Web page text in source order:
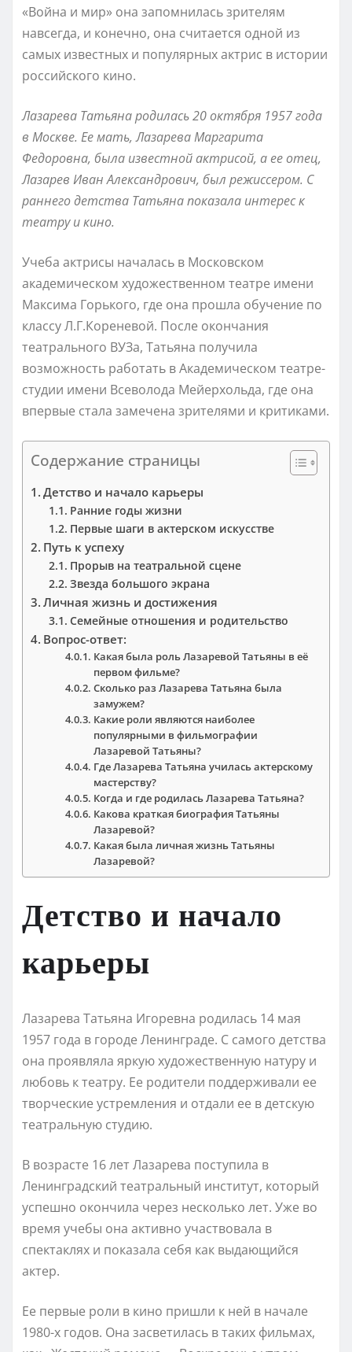
«Война и мир» она запомнилась зрителям
навсегда, и конечно, она считается одной из
самых известных и популярных актрис в истории
российского кино.
Лазарева Татьяна родилась 20 октября 1957 года
в Москве. Ее мать, Лазарева Маргарита
Федоровна, была известной актрисой, а ее отец,
Лазарев Иван Александрович, был режиссером. С
раннего детства Татьяна показала интерес к
театру и кино.
Учеба актрисы началась в Московском
академическом художественном театре имени
Максима Горького, где она прошла обучение по
классу Л.Г.Кореневой. После окончания
театрального ВУЗа, Татьяна получила
возможность работать в Академическом театре-
студии имени Всеволода Мейерхольда, где она
впервые стала замечена зрителями и критиками.
Содержание страницы
Детство и начало карьеры
Ранние годы жизни
Первые шаги в актерском искусстве
Путь к успеху
Прорыв на театральной сцене
Звезда большого экрана
Личная жизнь и достижения
Семейные отношения и родительство
Вопрос-ответ:
Какая была роль Лазаревой Татьяны в её
первом фильме?
Сколько раз Лазарева Татьяна была
замужем?
Какие роли являются наиболее
популярными в фильмографии
Лазаревой Татьяны?
Где Лазарева Татьяна училась актерскому
мастерству?
Когда и где родилась Лазарева Татьяна?
Какова краткая биография Татьяны
Лазаревой?
Какая была личная жизнь Татьяны
Лазаревой?
Детство и начало
карьеры
Лазарева Татьяна Игоревна родилась 14 мая
1957 года в городе Ленинграде. С самого детства
она проявляла яркую художественную натуру и
любовь к театру. Ее родители поддерживали ее
творческие устремления и отдали ее в детскую
театральную студию.
В возрасте 16 лет Лазарева поступила в
Ленинградский театральный институт, который
успешно окончила через несколько лет. Уже во
время учебы она активно участвовала в
спектаклях и показала себя как выдающийся
актер.
Ее первые роли в кино пришли к ней в начале
1980-х годов. Она засветилась в таких фильмах,